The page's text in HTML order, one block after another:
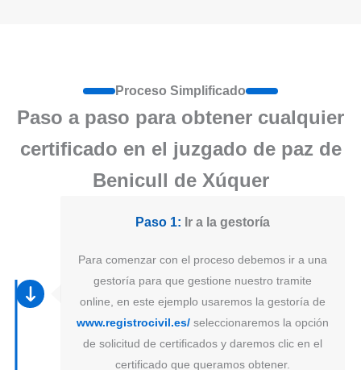
Proceso Simplificado
Paso a paso para obtener cualquier
certificado en el juzgado de paz de
Benicull de Xúquer
Paso 1: Ir a la gestoría
Para comenzar con el proceso debemos ir a una
gestoría para que gestione nuestro tramite
online, en este ejemplo usaremos la gestoría de
www.registrocivil.es/ seleccionaremos la opción
de solicitud de certificados y daremos clic en el
certificado que queramos obtener.